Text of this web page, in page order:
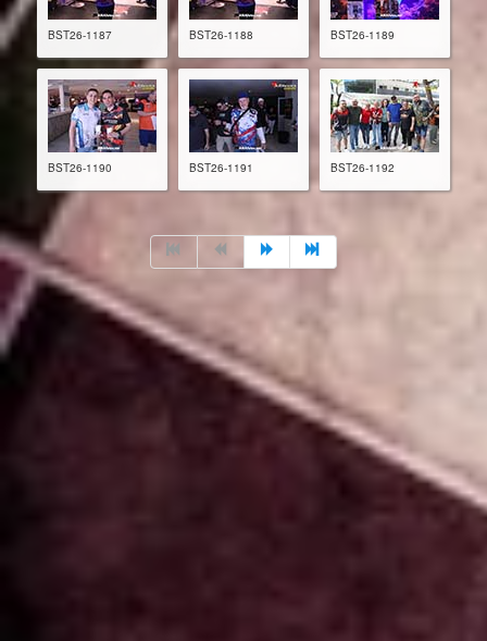
BST26-1187 BST26-1188 BST26-1189
BST26-1190 BST26-1191 BST26-1192